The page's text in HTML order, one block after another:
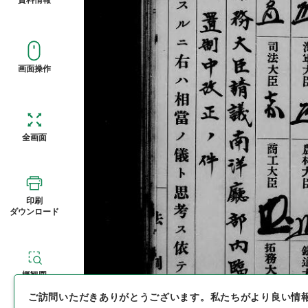
画面操作
全画面
印刷
ダウンロード
概観図
ご訪問いただきありがとうございます。 私たちがより良い情